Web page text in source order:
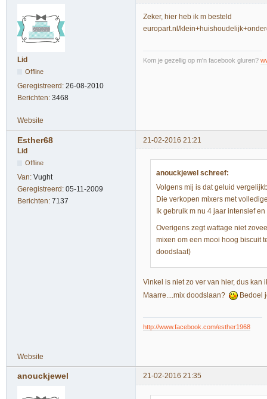
Lid
Offline
Geregistreerd: 26-08-2010
Berichten: 3468
Zeker, hier heb ik m besteld
europart.nl/
Kom je gezellig op m'n facebook gluren?
Website
Esther68
21-02-2016 21:21
Lid
Offline
Van: Vught
Geregistreerd: 05-11-2009
Berichten: 7137
anouckjewel schreef:
Volgens mij is dat geluid
Die verkopen mixers met
Ik gebruik m nu 4 jaar intensief
Overigens zegt wattage niet
mixen om een mooi hoog biscuit
doodslaat)
Vinkel is niet zo ver van hier, dus
Maarre....mix doodslaan?
Bedoel
http://www.facebook.com/esther1968
Website
anouckjewel 21-02-2016 21:35